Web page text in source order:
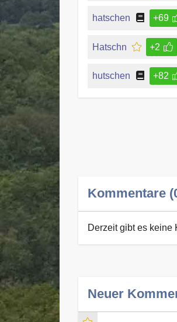
hatschen +69
Hatschn +2
hutschen +82
Kommentare
Derzeit gibt es keine
Neuer